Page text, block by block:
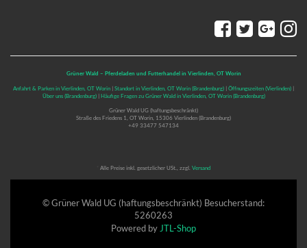
Grüner Wald – Pferdeladen und Futterhandel in Vierlinden, OT Worin
Anfahrt & Parken in Vierlinden, OT Worin | Standort in Vierlinden, OT Worin (Brandenburg) | Öffnungszeiten (Vierlinden) |
Über uns (Brandenburg) | Häufige Fragen zu Grüner Wald in Vierlinden, OT Worin (Brandenburg)
Grüner Wald UG (haftungsbeschränkt)
Straße des Friedens 1, OT Worin, 15306 Vierlinden (Brandenburg)
+49 33477 547134
Alle Preise inkl. gesetzlicher USt., zzgl. Versand
© Grüner Wald UG (haftungsbeschränkt) Besucherstand:
5260263
Powered by JTL-Shop